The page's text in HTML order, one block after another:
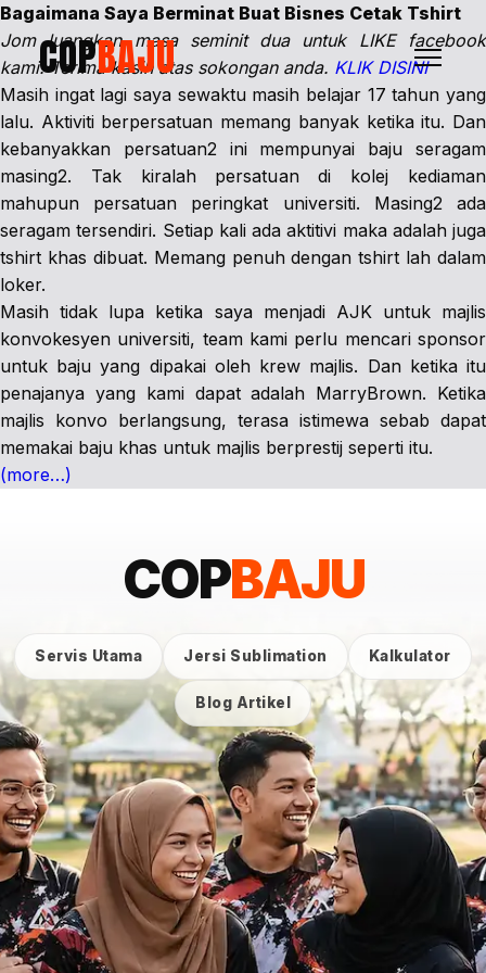
COPBAJU
Bagaimana Saya Berminat Buat Bisnes Cetak Tshirt
Jom luangkan masa seminit dua untuk LIKE facebook
kami. Terima kasih atas sokongan anda. KLIK DISINI
Masih ingat lagi saya sewaktu masih belajar 17 tahun yang
lalu. Aktiviti berpersatuan memang banyak ketika itu. Dan
kebanyakkan persatuan2 ini mempunyai baju seragam
masing2. Tak kiralah persatuan di kolej kediaman
mahupun persatuan peringkat universiti. Masing2 ada
seragam tersendiri. Setiap kali ada aktitivi maka adalah juga
tshirt khas dibuat. Memang penuh dengan tshirt lah dalam
loker.
Masih tidak lupa ketika saya menjadi AJK untuk majlis
konvokesyen universiti, team kami perlu mencari sponsor
untuk baju yang dipakai oleh krew majlis. Dan ketika itu
penajanya yang kami dapat adalah MarryBrown. Ketika
majlis konvo berlangsung, terasa istimewa sebab dapat
memakai baju khas untuk majlis berprestij seperti itu.
(more…)
COPBAJU
Servis Utama Jersi Sublimation Kalkulator
Blog Artikel